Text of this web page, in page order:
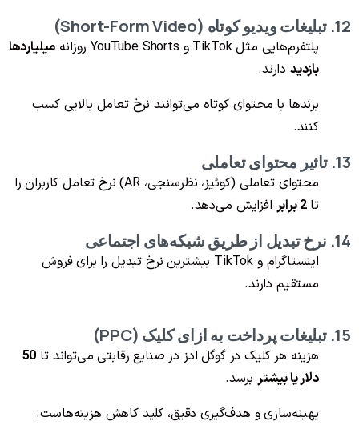
12. تبلیغات ویدیو کوتاه (Short-Form Video)
پلتفرم‌هایی مثل TikTok و YouTube Shorts روزانه
میلیاردها
بازدید دارند.
برندها با محتوای کوتاه می‌توانند نرخ تعامل بالایی کسب
کنند.
13. تاثیر محتوای تعاملی
محتوای تعاملی (کوئیز، نظرسنجی، AR) نرخ تعامل کاربران را
تا2 برابر افزایش می‌دهد.
14. نرخ تبدیل از طریق شبکه‌های اجتماعی
اینستاگرام و TikTok بیشترین نرخ تبدیل را برای فروش
مستقیم دارند.
15. تبلیغات پرداخت به ازای کلیک (PPC)
هزینه هر کلیک در گوگل ادز در صنایع رقابتی می‌تواند تا 50
دلار یا بیشتر برسد.
بهینه‌سازی و هدف‌گیری دقیق، کلید کاهش هزینه‌هاست.